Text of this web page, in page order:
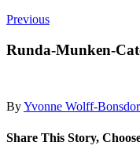
Previous
Runda-Munken-
ByYvonne Wolff-
Share This Story,